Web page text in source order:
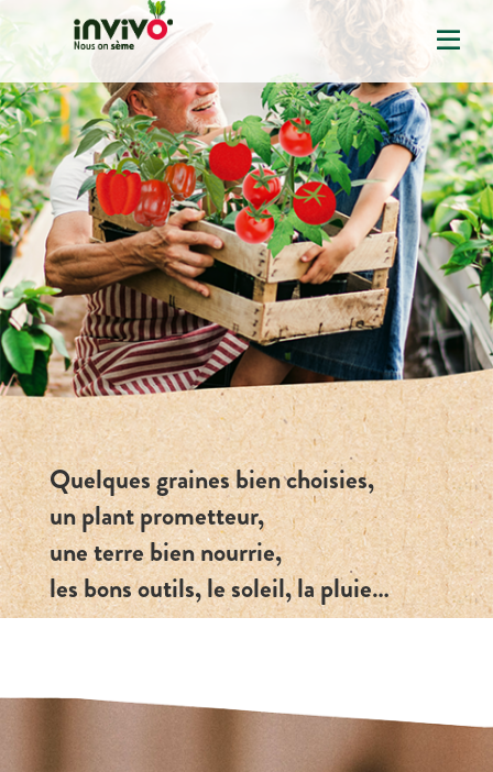
Quelques graines bien choisies,
un plant prometteur,
une terre bien nourrie,
les bons outils, le soleil, la pluie…